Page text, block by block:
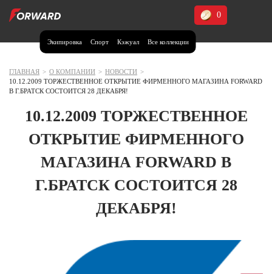
Экипировка Спорт Кэжуал Все коллекции
0
Москва и МО
Волгоградская область (1)
Кемеровская область (2)
Нижегородская область (1)
ГЛАВНАЯ > О КОМПАНИИ > НОВОСТИ >
10.12.2009 ТОРЖЕСТВЕННОЕ ОТКРЫТИЕ ФИРМЕННОГО МАГАЗИНА FORWARD
В Г.БРАТСК СОСТОИТСЯ 28 ДЕКАБРЯ!
10.12.2009 ТОРЖЕСТВЕННОЕ
ОТКРЫТИЕ ФИРМЕННОГО
МАГАЗИНА FORWARD В
Г.БРАТСК СОСТОИТСЯ 28
ДЕКАБРЯ!